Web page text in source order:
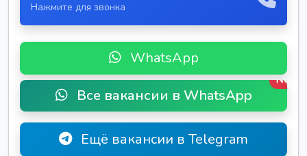
Нажмите для звонка
WhatsApp
Все вакансии в WhatsApp
New
Ещё вакансии в Telegram